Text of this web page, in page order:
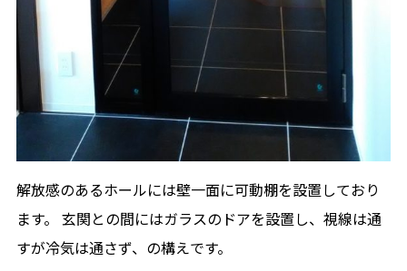
解放感のあるホールには壁一面に可動棚を設置しており
ます。 玄関との間にはガラスのドアを設置し、視線は通
すが冷気は通さず、の構えです。